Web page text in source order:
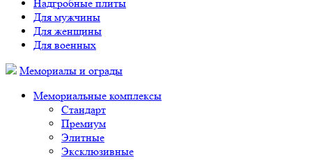
Надгробные плиты
Для мужчины
Для женщины
Для военных
Мемориалы и ограды
Мемориальные комплексы
Стандарт
Премиум
Элитные
Эксклюзивные